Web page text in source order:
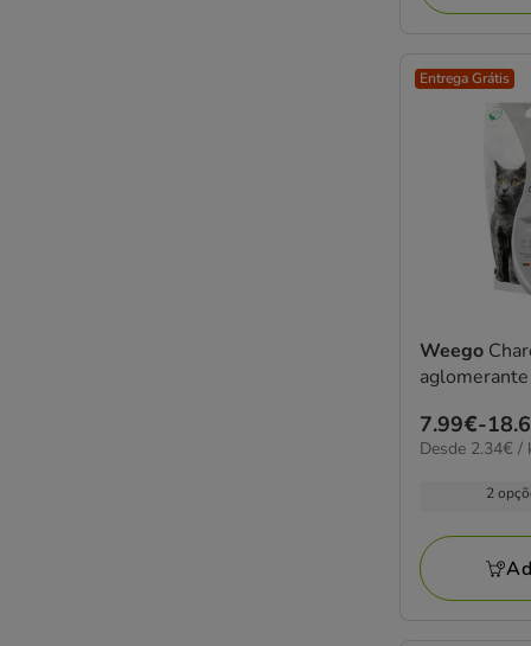
Entrega Grátis
Weego
Preço
de
18.69€
7.99€-
2.34€
Desde 2.34€ /
2